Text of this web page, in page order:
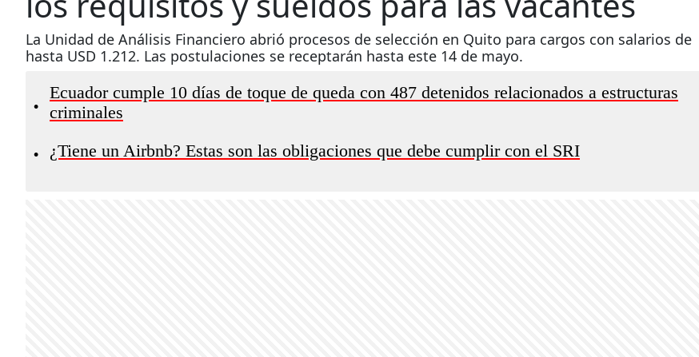
La Unidad de Análisis Financiero abrió procesos de selección en Quito para cargos con salarios de
hasta USD 1.212. Las postulaciones se receptarán hasta este 14 de mayo.
•
Ecuador cumple 10 días de toque de queda con 487 detenidos relacionados a estructuras
criminales
• ¿Tiene un Airbnb? Estas son las obligaciones que debe cumplir con el SRI